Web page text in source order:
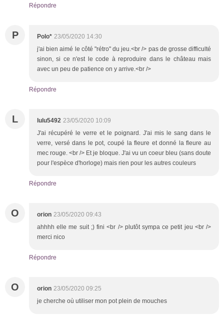
Répondre
P Polo* 23/05/2020 14:30
j'ai bien aimé le côté "rétro" du jeu.<br /> pas de grosse difficulté
sinon, si ce n'est le code à reproduire dans le château mais
avec un peu de patience on y arrive.<br />
Répondre
L lulu5492 23/05/2020 10:09
J'ai récupéré le verre et le poignard. J'ai mis le sang dans le
verre, versé dans le pot, coupé la fleure et donné la fleure au
mec rouge. <br /> Et je bloque. J'ai vu un coeur bleu (sans doute
pour l'espèce d'horloge) mais rien pour les autres couleurs
Répondre
O orion 23/05/2020 09:43
ahhhh elle me suit ;) fini <br /> plutôt sympa ce petit jeu <br />
merci nico
Répondre
O orion 23/05/2020 09:25
je cherche où utiliser mon pot plein de mouches